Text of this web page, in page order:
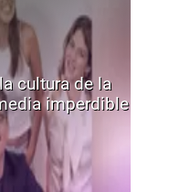
cultura de la
imperdible